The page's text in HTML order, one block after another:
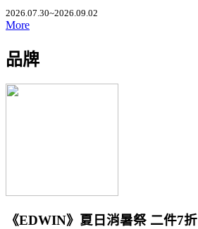
2026.07.30~2026.09.02
More
品牌
《EDWIN》夏日消暑祭 二件7折